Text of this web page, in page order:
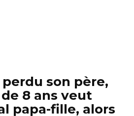
son père,
8 ans veut
papa-fille, alors